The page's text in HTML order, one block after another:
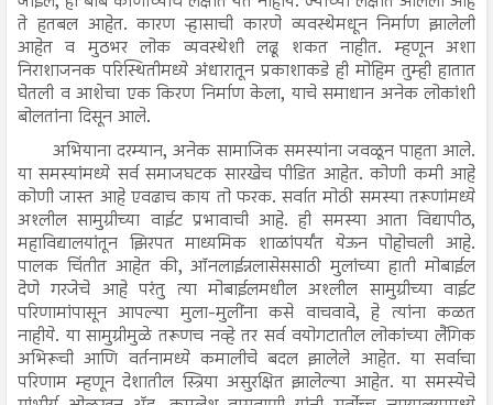
ते हतबल आहेत. कारण ऱ्हासाची कारणे व्यवस्थेमधून निर्माण झालेली
आहेत व मुठभर लोक व्यवस्थेशी लढू शकत नाहीत. म्हणून अशा
निराशाजनक परिस्थितीमध्ये अंधारातून प्रकाशाकडे ही मोहिम तुम्ही हातात
घेतली व आशेचा एक किरण निर्माण केला, याचे समाधान अनेक लोकांशी
बोलतांना दिसून आले.
अभियाना दरम्यान, अनेक सामाजिक समस्यांना जवळून पाहता आले.
या समस्यांमध्ये सर्व समाजघटक सारखेच पीडित आहेत. कोणी कमी आहे
कोणी जास्त आहे एवढाच काय तो फरक. सर्वात मोठी समस्या तरूणांमध्ये
अश्लील सामुग्रीच्या वाईट प्रभावाची आहे. ही समस्या आता विद्यापीठ,
महाविद्यालयांतून झिरपत माध्यमिक शाळांपर्यंत येऊन पोहोचली आहे.
पालक चिंतीत आहेत की, ऑनलाईन्नलासेससाठी मुलांच्या हाती मोबाईल
देणे गरजेचे आहे परंतु त्या मोबाईलमधील अश्लील सामुग्रीच्या वाईट
परिणामांपासून आपल्या मुला-मुलींना कसे वाचवावे, हे त्यांना कळत
नाहीये. या सामुग्रीमुळे तरूणच नव्हे तर सर्व वयोगटातील लोकांच्या लैंगिक
अभिरूची आणि वर्तनामध्ये कमालीचे बदल झालेले आहेत. या सर्वाचा
परिणाम म्हणून देशातील स्त्रिया असुरक्षित झालेल्या आहेत. या समस्येचे